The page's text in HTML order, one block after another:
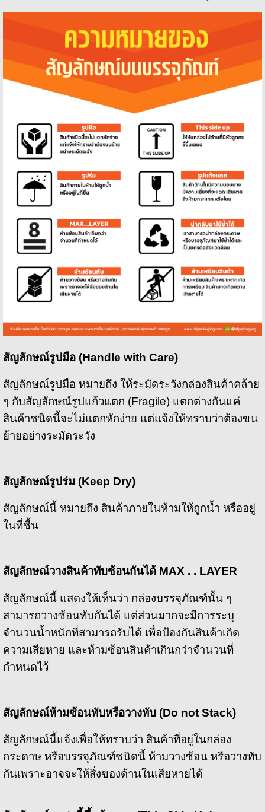
สัญลักษณ์รูปมือ (Handle with Care)
สัญลักษณ์รูปมือ หมายถึง ให้ระมัดระวังกล่องสินค้าคล้าย
ๆ กับสัญลักษณ์รูปแก้วแตก (Fragile) แตกต่างกันแค่
สินค้าชนิดนี้จะไม่แตกหักง่าย แต่แจ้งให้ทราบว่าต้องขน
ย้ายอย่างระมัดระวัง
สัญลักษณ์รูปร่ม (Keep Dry)
สัญลักษณ์นี้ หมายถึง สินค้าภายในห้ามให้ถูกน้ำ หรืออยู่
ในที่ชื้น
สัญลักษณ์วางสินค้าทับซ้อนกันได้ MAX . . LAYER
สัญลักษณ์นี้ แสดงให้เห็นว่า กล่องบรรจุภัณฑ์นั้น ๆ
สามารถวางซ้อนทับกันได้ แต่ส่วนมากจะมีการระบุ
จำนวนน้ำหนักที่สามารถรับได้ เพื่อป้องกันสินค้าเกิด
ความเสียหาย และห้ามซ้อนสินค้าเกินกว่าจำนวนที่
กำหนดไว้
สัญลักษณ์ห้ามซ้อนทับหรือวางทับ (Do not Stack)
สัญลักษณ์นี้แจ้งเพื่อให้ทราบว่า สินค้าที่อยู่ในกล่อง
กระดาษ หรือบรรจุภัณฑ์ชนิดนี้ ห้ามวางซ้อน หรือวางทับ
กันเพราะอาจจะให้สิ่งของด้านในเสียหายได้